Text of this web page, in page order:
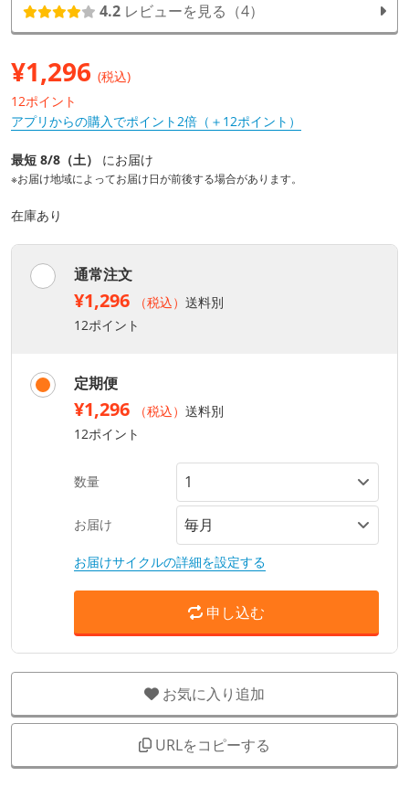
4.2 レビューを見る（4）
¥1,296 (税込)
12ポイント
アプリからの購入でポイント2倍（＋12ポイント）
最短 8/8（土） にお届け
※お届け地域によってお届け日が前後する場合があります。
在庫あり
通常注文
¥1,296 （税込） 送料別
12ポイント
定期便
¥1,296 （税込） 送料別
12ポイント
数量
お届け
お届けサイクルの詳細を設定する
申し込む
お気に入り追加
URLをコピーする